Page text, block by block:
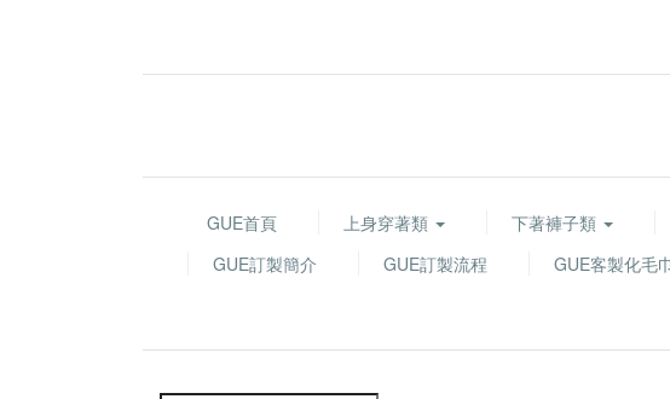
GUE首頁 上身穿著類 下著褲子類
GUE訂製簡介
GUE訂製流程 GUE客製化毛巾